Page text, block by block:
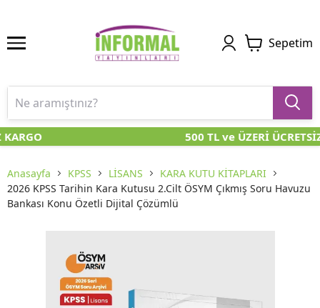
Sepetim
500 TL ve ÜZERİ ÜCRETSİZ
Anasayfa KPSS LİSANS
KARA KUTU KİTAPLARI
2026 KPSS Tarihin Kara Kutusu 2.Cilt ÖSYM Çıkmış Soru Havuzu
Bankası Konu Özetli Dijital Çözümlü